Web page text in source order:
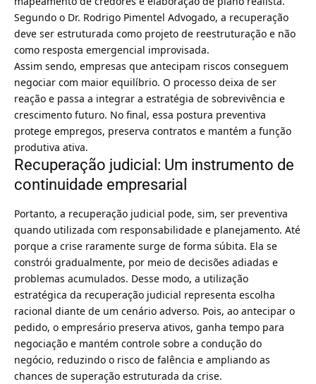
Segundo o Dr. Rodrigo Pimentel Advogado, a recuperação
deve ser estruturada como projeto de reestruturação e não
como resposta emergencial improvisada.
Assim sendo, empresas que antecipam riscos conseguem
negociar com maior equilíbrio. O processo deixa de ser
reação e passa a integrar a estratégia de sobrevivência e
crescimento futuro. No final, essa postura preventiva
protege empregos, preserva contratos e mantém a função
produtiva ativa.
Recuperação judicial: Um instrumento de
continuidade empresarial
Portanto, a recuperação judicial pode, sim, ser preventiva
quando utilizada com responsabilidade e planejamento. Até
porque a crise raramente surge de forma súbita. Ela se
constrói gradualmente, por meio de decisões adiadas e
problemas acumulados. Desse modo, a utilização
estratégica da recuperação judicial representa escolha
racional diante de um cenário adverso. Pois, ao antecipar o
pedido, o empresário preserva ativos, ganha tempo para
negociação e mantém controle sobre a condução do
negócio, reduzindo o risco de falência e ampliando as
chances de superação estruturada da crise.